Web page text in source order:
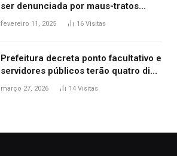
ser denunciada por maus-tratos
contra dois filhos, diz polícia
fevereiro 11, 2025 16 Visitas
Prefeitura decreta ponto facultativo e
servidores públicos terão quatro dias
de folga na Semana Santa
março 27, 2026 14 Visitas